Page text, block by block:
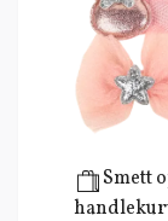
Smett